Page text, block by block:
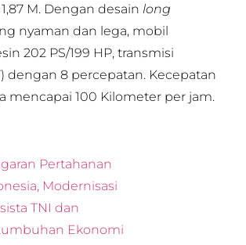
M. Dengan desain long
nyaman dan lega, mobil
202 PS/199 HP, transmisi
dengan 8 percepatan. Kecepatan
mencapai 100 Kilometer per jam.
Pertahanan
Modernisasi
TNI dan
Ekonomi